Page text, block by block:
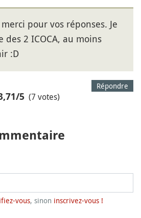
pour vos réponses. Je
des 2 ICOCA, au moins
:D
Répondre
/5 (7 votes)
vous, sinon inscrivez-vous !